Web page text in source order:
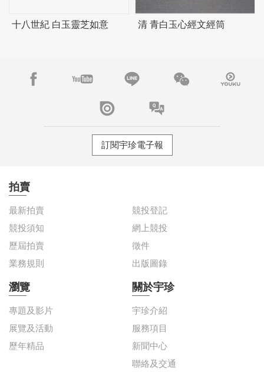
十八世紀 白玉靈芝如意 清 青白玉心經文經筒
訂閱宇珍電子報
拍賣
最新拍賣
競投登記
競投須知
網上競投
歷屆拍賣
徵件
業務規則
出版圖錄
瀏覽
專題及影片
展覽及活動
歷年精品
關於宇珍
宇珍介紹
服務項目
新聞中心
聯絡及交通